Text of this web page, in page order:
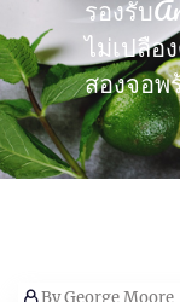
รองรับ
ไม่เปลือ
สองจอพ
ByGeorge Moore